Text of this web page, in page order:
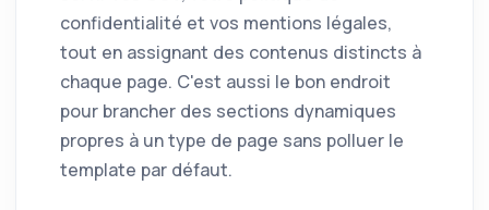
confidentialité et vos mentions légales,
tout en assignant des contenus distincts à
chaque page. C'est aussi le bon endroit
pour brancher des sections dynamiques
propres à un type de page sans polluer le
template par défaut.